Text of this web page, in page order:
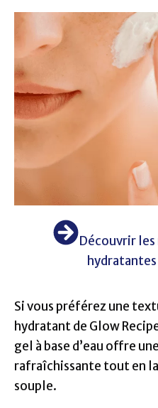
Découvrir
Si vous préférez une
hydratant de Glow
gel à base d’eau offre
rafraîchissante tout en
souple.